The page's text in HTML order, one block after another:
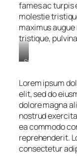
fames ac turpis
molestie
maximus
tristique,
Stet
kasd
gubergren,
no
sea
sanctus
est
labore
et
dolore.
Lorem ipsum
elit, sed do
dolore magna
nostrud
ea commodo
reprehenderit.
consectetur